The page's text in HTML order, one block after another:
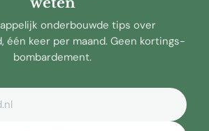
onderbouwde tips over
één keer per maand. Geen kortings-
bombardement.